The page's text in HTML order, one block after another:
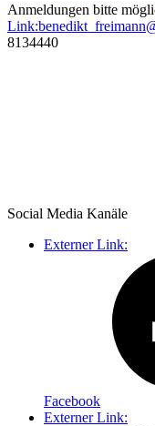
Anmeldungen bitte
Link:benedikt_freimann
8134440
Social Media Kanäle
Externer Link:
Facebook
Externer Link: